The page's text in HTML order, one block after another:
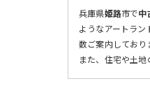
兵庫県姫路市で中
ようなアートラ
数ご案内しており
また、住宅や土